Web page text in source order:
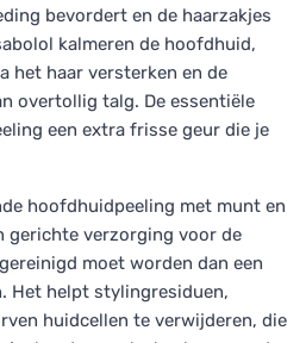
bevordert en de haarzakjes
kalmeren de hoofdhuid,
het haar versterken en de
overtollig talg. De essentiële
een extra frisse geur die je
hoofdhuidpeeling met munt en
gerichte verzorging voor de
moet worden dan een
Het helpt stylingresiduen,
huidcellen te verwijderen, die